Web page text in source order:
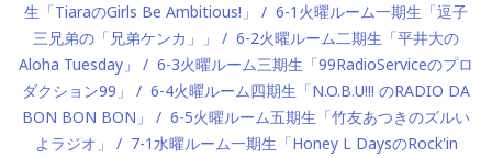
生「TiaraのGirls Be Ambitious!」
6-1火曜ルーム一期生「逗子
三兄弟の「兄弟ケンカ」」
6-2火曜ルーム二期生「平井大の
Aloha Tuesday」
6-3火曜ルーム三期生「99RadioServiceのプロ
ダクション99」
6-4火曜ルーム四期生「N.O.B.U!!! のRADIO DA
BON BON BON」
6-5火曜ルーム五期生「竹友あつきのズルい
よラジオ」
7-1水曜ルーム一期生「Honey L DaysのRock'in